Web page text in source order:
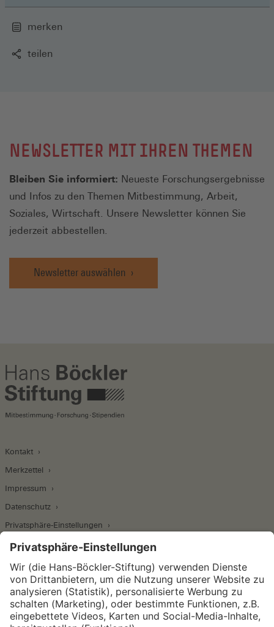
merken
teilen
NEWSLETTER MIT IHREN THEMEN
Bleiben Sie informiert: Neueste Forschungsergebnisse
und Infos zu den Themen Mitbestimmung, Arbeit,
Soziales, Wirtschaft. Unsere Newsletter können Sie
jederzeit abbestellen.
Newsletter auswählen
Kontakt
Merkzettel
Impressum
Datenschutz
Privatsphäre-Einstellungen
Wirtschafts- und Sozialwissenschaftliches Institut
Institut für Makroökonomie und